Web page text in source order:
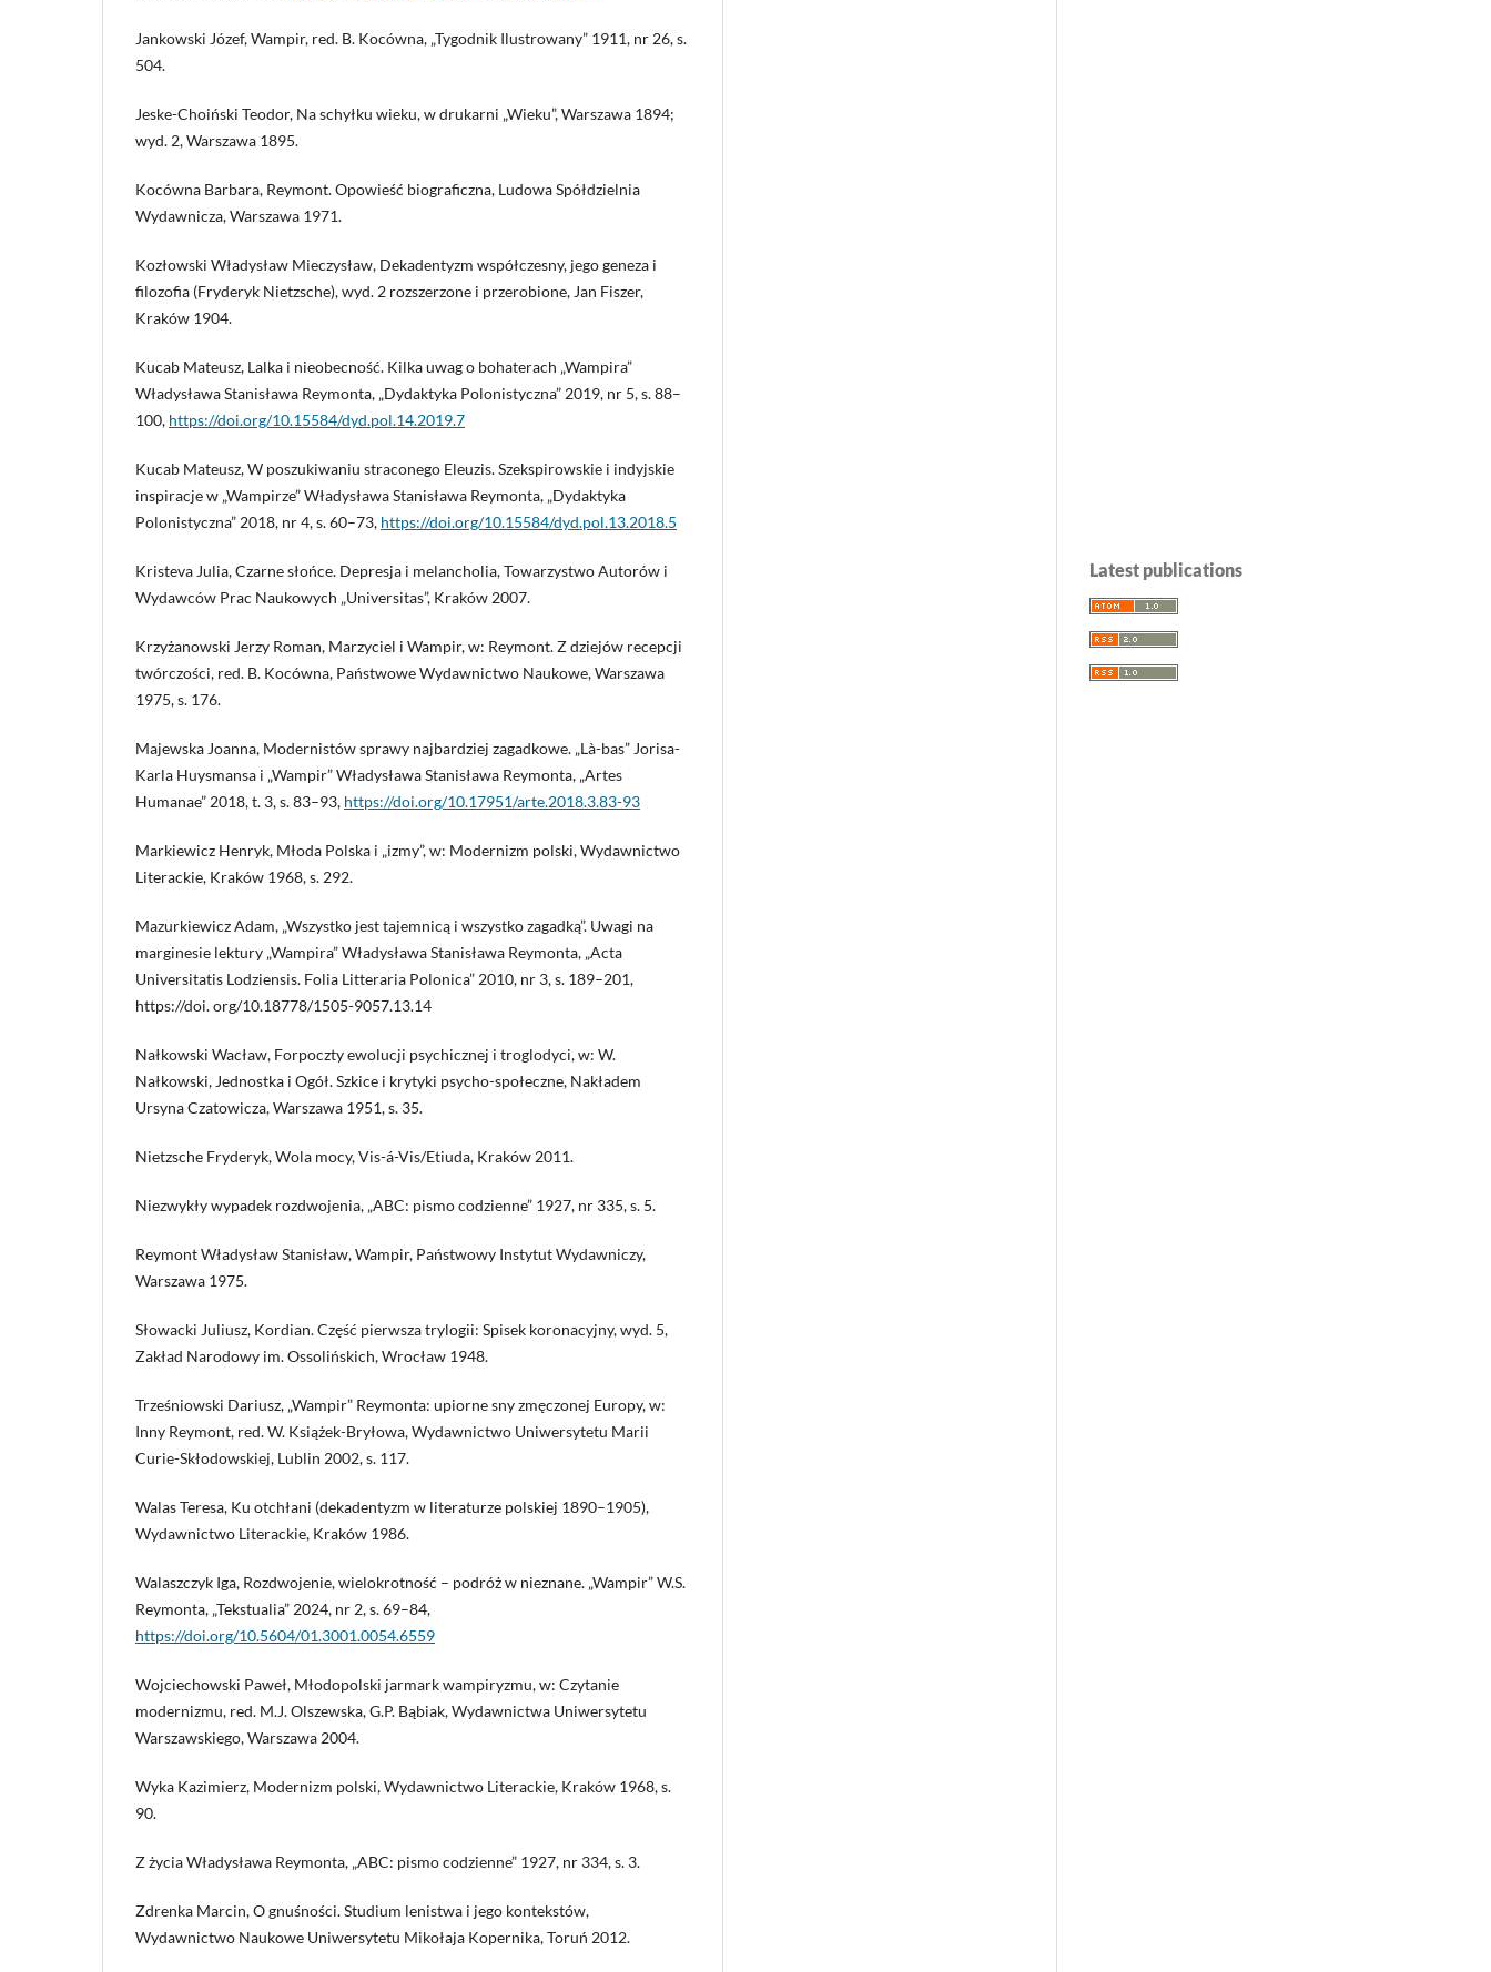
Jankowski Józef, Wampir, red. B. Kocówna, „Tygodnik Ilustrowany” 1911, nr 26, s.
504.
Jeske-Choiński Teodor, Na schyłku wieku, w drukarni „Wieku”, Warszawa 1894;
wyd. 2, Warszawa 1895.
Kocówna Barbara, Reymont. Opowieść biograficzna, Ludowa Spółdzielnia
Wydawnicza, Warszawa 1971.
Kozłowski Władysław Mieczysław, Dekadentyzm współczesny, jego geneza i
filozofia (Fryderyk Nietzsche), wyd. 2 rozszerzone i przerobione, Jan Fiszer,
Kraków 1904.
Kucab Mateusz, Lalka i nieobecność. Kilka uwag o bohaterach „Wampira”
Władysława Stanisława Reymonta, „Dydaktyka Polonistyczna” 2019, nr 5, s. 88–
100, https://doi.org/10.15584/dyd.pol.14.2019.7
Kucab Mateusz, W poszukiwaniu straconego Eleuzis. Szekspirowskie i indyjskie
inspiracje w „Wampirze” Władysława Stanisława Reymonta, „Dydaktyka
Polonistyczna” 2018, nr 4, s. 60–73, https://doi.org/10.15584/dyd.pol.13.2018.5
Kristeva Julia, Czarne słońce. Depresja i melancholia, Towarzystwo Autorów i
Wydawców Prac Naukowych „Universitas”, Kraków 2007.
Krzyżanowski Jerzy Roman, Marzyciel i Wampir, w: Reymont. Z dziejów recepcji
twórczości, red. B. Kocówna, Państwowe Wydawnictwo Naukowe, Warszawa
1975, s. 176.
Majewska Joanna, Modernistów sprawy najbardziej zagadkowe. „Là-bas” Jorisa-
Karla Huysmansa i „Wampir” Władysława Stanisława Reymonta, „Artes
Humanae” 2018, t. 3, s. 83–93, https://doi.org/10.17951/arte.2018.3.83-93
Markiewicz Henryk, Młoda Polska i „izmy”, w: Modernizm polski, Wydawnictwo
Literackie, Kraków 1968, s. 292.
Mazurkiewicz Adam, „Wszystko jest tajemnicą i wszystko zagadką”. Uwagi na
marginesie lektury „Wampira” Władysława Stanisława Reymonta, „Acta
Universitatis Lodziensis. Folia Litteraria Polonica” 2010, nr 3, s. 189–201,
https://doi. org/10.18778/1505-9057.13.14
Nałkowski Wacław, Forpoczty ewolucji psychicznej i troglodyci, w: W.
Nałkowski, Jednostka i Ogół. Szkice i krytyki psycho-społeczne, Nakładem
Ursyna Czatowicza, Warszawa 1951, s. 35.
Nietzsche Fryderyk, Wola mocy, Vis-á-Vis/Etiuda, Kraków 2011.
Niezwykły wypadek rozdwojenia, „ABC: pismo codzienne” 1927, nr 335, s. 5.
Reymont Władysław Stanisław, Wampir, Państwowy Instytut Wydawniczy,
Warszawa 1975.
Słowacki Juliusz, Kordian. Część pierwsza trylogii: Spisek koronacyjny, wyd. 5,
Zakład Narodowy im. Ossolińskich, Wrocław 1948.
Trześniowski Dariusz, „Wampir” Reymonta: upiorne sny zmęczonej Europy, w:
Inny Reymont, red. W. Książek-Bryłowa, Wydawnictwo Uniwersytetu Marii
Curie-Skłodowskiej, Lublin 2002, s. 117.
Walas Teresa, Ku otchłani (dekadentyzm w literaturze polskiej 1890–1905),
Wydawnictwo Literackie, Kraków 1986.
Walaszczyk Iga, Rozdwojenie, wielokrotność – podróż w nieznane. „Wampir” W.S.
Reymonta, „Tekstualia” 2024, nr 2, s. 69–84,
https://doi.org/10.5604/01.3001.0054.6559
Wojciechowski Paweł, Młodopolski jarmark wampiryzmu, w: Czytanie
modernizmu, red. M.J. Olszewska, G.P. Bąbiak, Wydawnictwa Uniwersytetu
Warszawskiego, Warszawa 2004.
Wyka Kazimierz, Modernizm polski, Wydawnictwo Literackie, Kraków 1968, s.
90.
Z życia Władysława Reymonta, „ABC: pismo codzienne” 1927, nr 334, s. 3.
Zdrenka Marcin, O gnuśności. Studium lenistwa i jego kontekstów,
Wydawnictwo Naukowe Uniwersytetu Mikołaja Kopernika, Toruń 2012.
Latest publications